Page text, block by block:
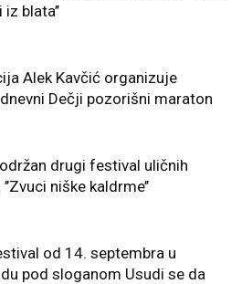
blata’’
Alek Kavčić organizuje
Dečji pozorišni maraton
drugi festival uličnih
niške kaldrme’’
od 14. septembra u
pod sloganom Usudi se da